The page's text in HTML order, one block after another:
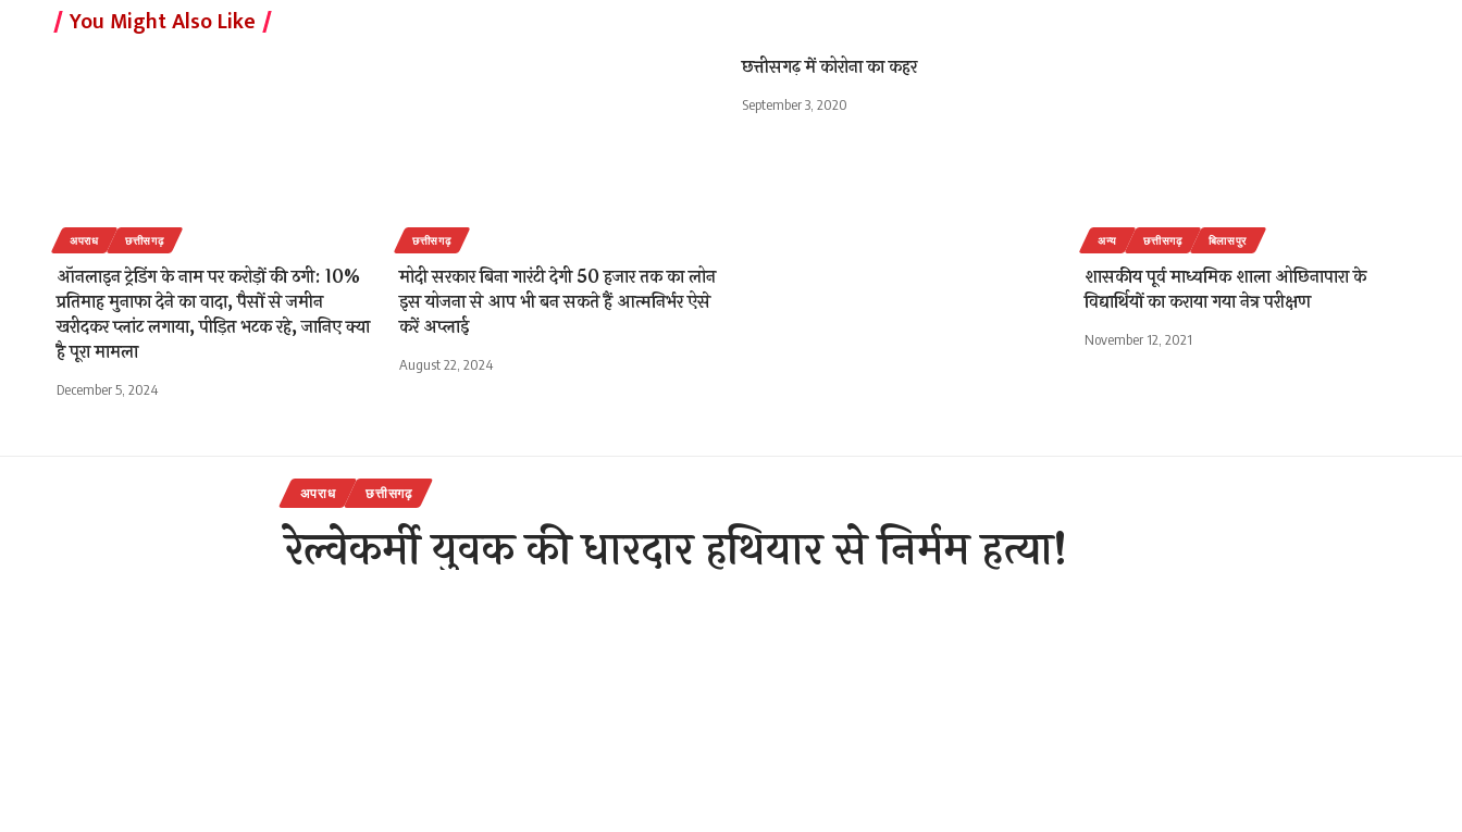
You Might Also Like
अपराध छत्तीसगढ़
ऑनलाइन ट्रेडिंग के नाम पर करोड़ों की ठगी: 10%
प्रतिमाह मुनाफा देने का वादा, पैसों से जमीन
खरीदकर प्लांट लगाया, पीड़ित भटक रहे, जानिए क्या
है पूरा मामला
December 5, 2024
छत्तीसगढ़
मोदी सरकार बिना गारंटी देगी 50 हजार तक का लोन
इस योजना से आप भी बन सकते हैं आत्मनिर्भर ऐसे
करें अप्लाई
August 22, 2024
छत्तीसगढ़ में कोरोना का कहर
September 3, 2020
अन्य छत्तीसगढ़ बिलासपुर
शासकीय पूर्व माध्यमिक शाला ओछिनापारा के
विद्यार्थियों का कराया गया नेत्र परीक्षण
November 12, 2021
अपराध छत्तीसगढ़
रेल्वेकर्मी युवक की धारदार हथियार से निर्मम हत्या!